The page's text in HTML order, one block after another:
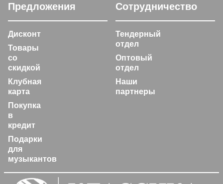
Предложения
Дисконт
Товары
со
скидкой
Клубная
карта
Покупка
в
кредит
Подарки
для
музыкантов
Сотрудничество
Тендерный
отдел
Оптовый
отдел
Наши
партнеры